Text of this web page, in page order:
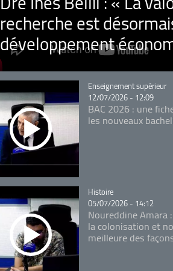
recherche est
développement
Catégorie
Enseignement supérieur
12/07/2026 - 12:09
BAC 2026 : une
les nouveaux
Catégorie
Histoire
05/07/2026 - 14:12
Noureddine Amara
la colonisation et
meilleure des